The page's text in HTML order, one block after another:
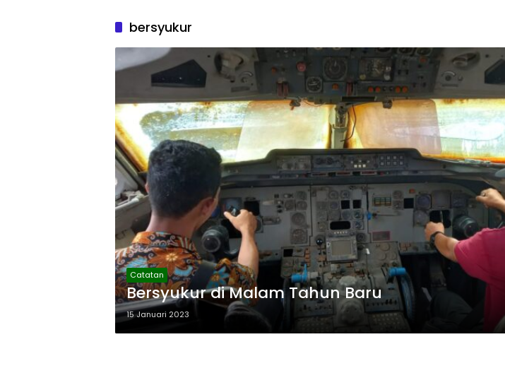
bersyukur
Catatan
Bersyukur di Malam Tahun Baru
15 Januari 2023